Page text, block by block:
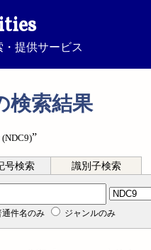
提供サービス
検索結果
(NDC9)”
号検索 識別子検索
通件名のみ ジャンルのみ